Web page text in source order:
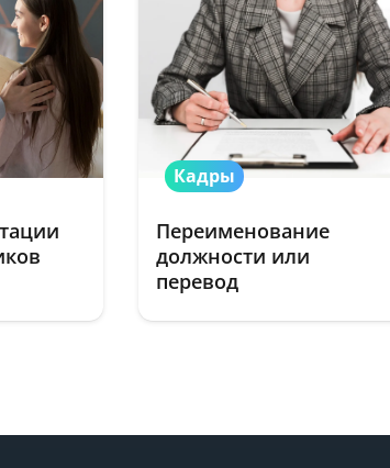
Кадры
Переименование
должности или
перевод